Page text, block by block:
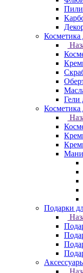
Косметика
Гели
Косметика
Подарки